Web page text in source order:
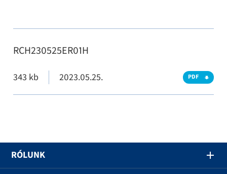
RCH230525ER01H
343 kb 2023.05.25. PDF
RÓLUNK